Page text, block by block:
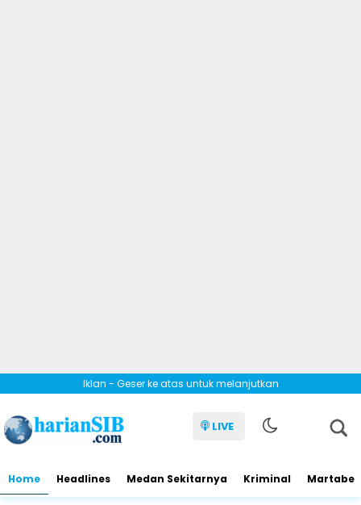
Iklan - Geser ke atas untuk melanjutkan
LIVE
Home Headlines Medan Sekitarnya Kriminal Martabe